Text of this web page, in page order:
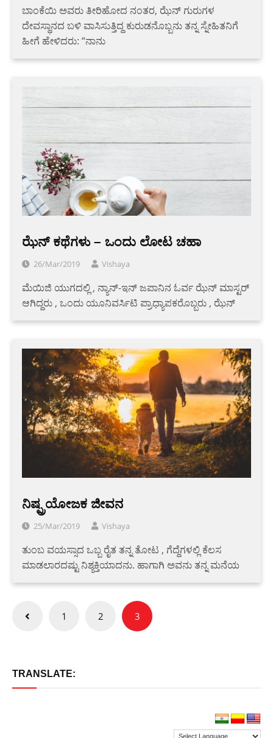
ಬಾಂಕೆಯಿ ಅವರು ತೀರಿಹೋದ ನಂತರ, ಝೆನ್ ಗುರುಗಳ
ದೇವಸ್ಥಾನದ ಬಳಿ ವಾಸಿಸುತ್ತಿದ್ದ ಕುರುಡನೊಬ್ಬನು ತನ್ನ ಸ್ನೇಹಿತನಿಗೆ
ಹೀಗೆ ಹೇಳಿದರು: “ನಾನು
ಝೆನ್ ಕಥೆಗಳು – ಒಂದು ಲೋಟ ಚಹಾ
26/Mar/2019 Vishaya
ಮೆಯಿಜಿ ಯುಗದಲ್ಲಿ , ನ್ಯಾನ್-ಇನ್ ಜಪಾನಿನ ಓರ್ವ ಝೆನ್ ಮಾಸ್ಟರ್
ಆಗಿದ್ದರು , ಒಂದು ಯೂನಿವರ್ಸಿಟಿ ಪ್ರಾಧ್ಯಾಪಕರೊಬ್ಬರು , ಝೆನ್
ನಿಷ್ಪ್ರಯೋಜಕ ಜೀವನ
25/Mar/2019 Vishaya
ತುಂಬ ವಯಸ್ಸಾದ ಒಬ್ಬ ರೈತ ತನ್ನ ತೋಟ , ಗೆದ್ದೆಗಳಲ್ಲಿ ಕೆಲಸ
ಮಾಡಲಾರದಷ್ಟು ನಿಶ್ಯಕ್ತಿಯಾದನು. ಹಾಗಾಗಿ ಅವನು ತನ್ನ ಮನೆಯ
Posts
1 2 3
TRANSLATE: